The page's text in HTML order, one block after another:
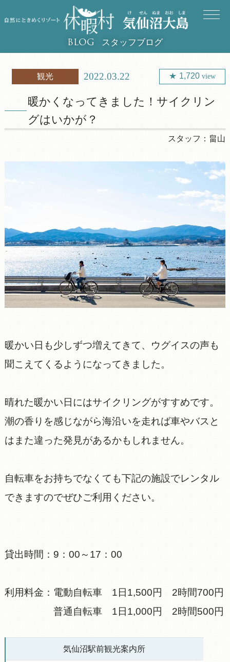
BLOG スタッフブログ
観光 2022.03.22 1,720view
暖かくなってきました！サイクリン
グはいかが？
スタッフ： 畠山
暖かい日も少しずつ増えてきて、ウグイスの声も
聞こえてくるようになってきました。
晴れた暖かい日にはサイクリングがすすめです。
潮の香りを感じながら海沿いを走れば車やバスと
はまた違った発見があるかもしれません。
自転車をお持ちでなくても下記の施設でレンタル
できますのでぜひご利用ください。
貸出時間：9：00～17：00
利用料金：電動自転車 1日1,500円 2時間700円
普通自転車 1日1,000円 2時間500円
気仙沼駅前観光案内所